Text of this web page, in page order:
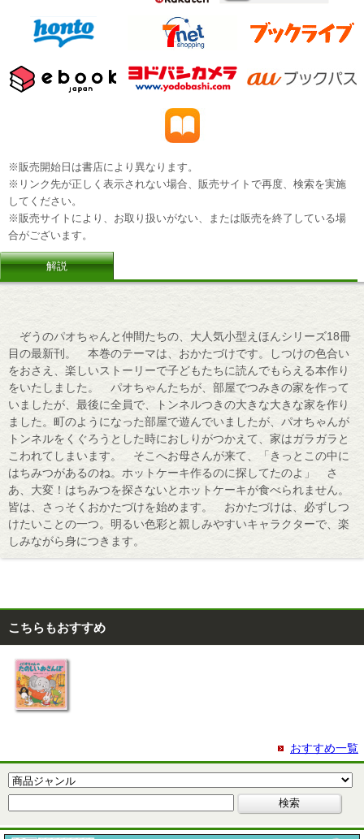
※販売開始日は書店により異なります。
※リンク先が正しく表示されない場合、販売サイトで再度、検索を実施
してください。
※販売サイトにより、お取り扱いがない、または販売を終了している場
合がございます。
解説
ぞうのパオちゃんと仲間たちの、大人気小型えほんシリーズ18冊
目の最新刊。 本巻のテーマは、おかたづけです。しつけの色合い
をおさえ、楽しいストーリーで子どもたちに読んでもらえる本作り
をいたしました。 パオちゃんたちが、部屋でつみきの家を作って
いましたが、最後に全員で、トンネルつきの大きな大きな家を作り
ました。町のようになった部屋で遊んでいましたが、パオちゃんが
トンネルをくぐろうとした時におしりがつかえて、家はガラガラと
こわれてしまいます。 そこへお母さんが来て、「きっとこの中に
はちみつがあるのね。ホットケーキ作るのに探してたのよ」 さ
あ、大変！はちみつを探さないとホットケーキが食べられません。
皆は、さっそくおかたづけを始めます。 おかたづけは、必ずしつ
けたいことの一つ。明るい色彩と親しみやすいキャラクターで、楽
しみながら身につきます。
こちらもおすすめ
おすすめ一覧